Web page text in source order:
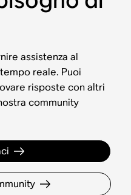
assistenza al
reale. Puoi
risposte con altri
community